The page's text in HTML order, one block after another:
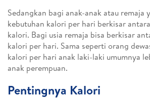
Sedangkan bagi anak-anak atau remaja
kebutuhan kalori per hari berkisar
kalori. Bagi usia remaja bisa berkisar
kalori per hari. Sama seperti orang
kalori per hari anak laki-laki umumnya
anak perempuan.
Pentingnya Kalori